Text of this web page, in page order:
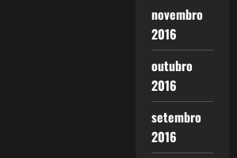
novembro
2016
outubro
2016
setembro
2016